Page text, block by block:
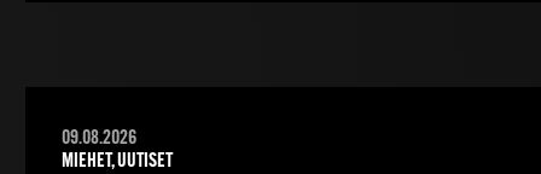
09.08.2026
MIEHET, UUTISET